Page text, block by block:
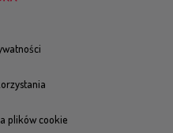
plików cookie